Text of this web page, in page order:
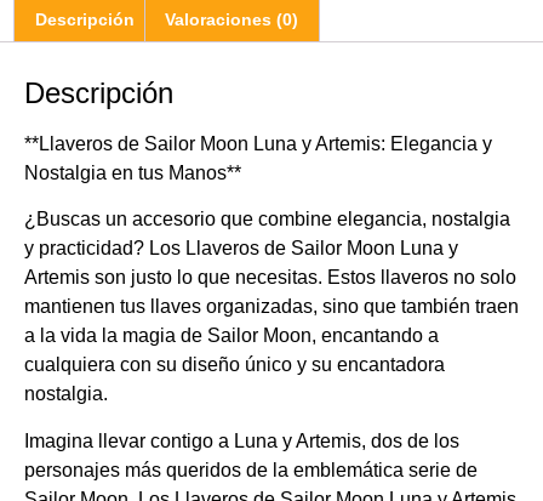
Descripción Valoraciones (0)
Descripción
**Llaveros de Sailor Moon Luna y Artemis: Elegancia y
Nostalgia en tus Manos**
¿Buscas un accesorio que combine elegancia, nostalgia
y practicidad? Los Llaveros de Sailor Moon Luna y
Artemis son justo lo que necesitas. Estos llaveros no solo
mantienen tus llaves organizadas, sino que también traen
a la vida la magia de Sailor Moon, encantando a
cualquiera con su diseño único y su encantadora
nostalgia.
Imagina llevar contigo a Luna y Artemis, dos de los
personajes más queridos de la emblemática serie de